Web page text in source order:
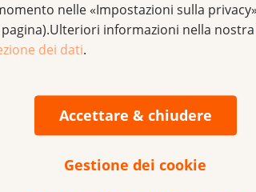
nelle «Impostazioni sulla
informazioni nella nostra
dei dati.
Accettare & chiudere
Gestione dei cookie
temi e domande riguardanti il
rivolta alle domande
più e in modo semplice le esigenze
per tutte le informazioni della
accedono ai servizi delle leghe
che, ad esempio, presentano in